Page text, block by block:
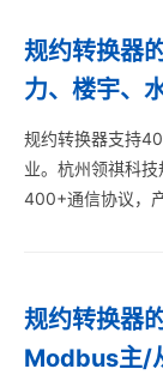
规约转换器
力、楼宇、
规约转换器支持
业。杭州领祺科
400+通信协议，
规约转换器
Modbus主/